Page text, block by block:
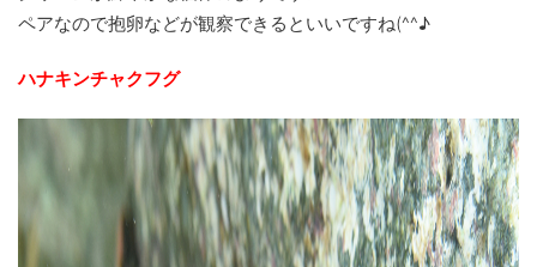
ペアなので抱卵などが観察できるといいですね(^^♪
ハナキンチャクフグ